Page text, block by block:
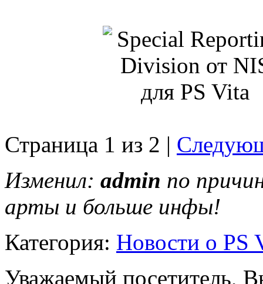
Страница 1 из 2 |
Изменил: admin по
арты и больше инфы!
Категория: Новости о PS
Уважаемый посетитель,